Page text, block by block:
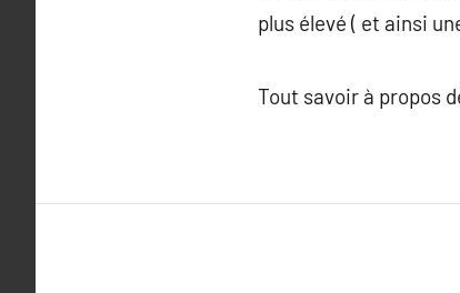
plus élevé ( et ainsi
Tout savoir à propos